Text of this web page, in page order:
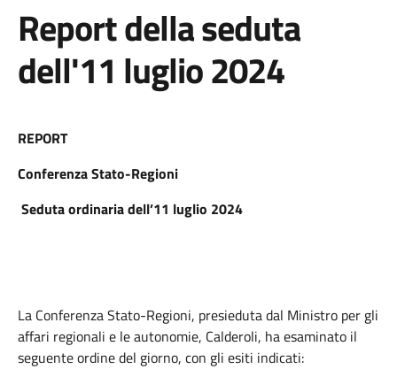
Report della seduta
dell'11 luglio 2024
REPORT
Conferenza Stato-Regioni
Seduta ordinaria dell’11 luglio 2024
La Conferenza Stato-Regioni, presieduta dal Ministro per gli
affari regionali e le autonomie, Calderoli, ha esaminato il
seguente ordine del giorno, con gli esiti indicati: